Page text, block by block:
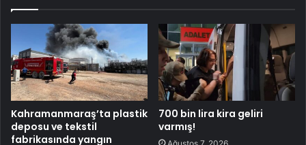
Kahramanmaraş’ta plastik
deposu ve tekstil
fabrikasında yangın
700 bin lira kira geliri
varmış!